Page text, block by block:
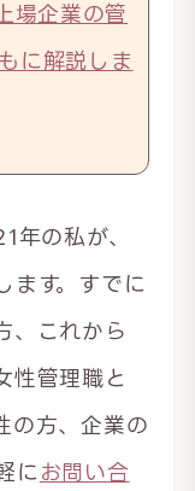
場企業の管
に解説しま
年の私が、
ます。すでに
、これから
性管理職と
の方、企業の
に お問い合